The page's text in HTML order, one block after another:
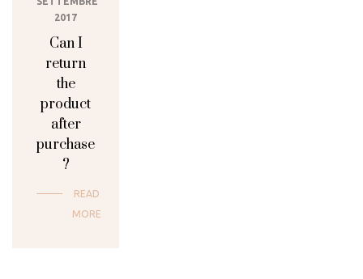
2017
Can I
return
the
product
after
purchase
?
READ
MORE